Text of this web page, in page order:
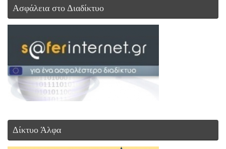
Ασφάλεια στο Διαδίκτυο
Δίκτυο Άλφα